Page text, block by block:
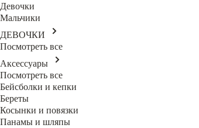
Девочки
Мальчики
ДЕВОЧКИ
Посмотреть все
Аксессуары
Посмотреть все
Бейсболки и кепки
Береты
Косынки и повязки
Панамы и шляпы